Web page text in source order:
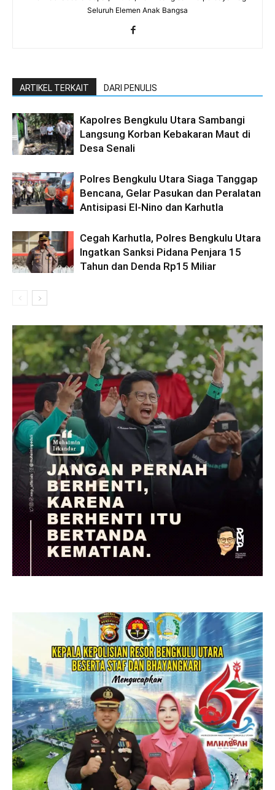
Seluruh Elemen Anak Bangsa
ARTIKEL TERKAIT DARI PENULIS
Kapolres Bengkulu Utara Sambangi
Langsung Korban Kebakaran Maut di
Desa Senali
Polres Bengkulu Utara Siaga Tanggap
Bencana, Gelar Pasukan dan Peralatan
Antisipasi El-Nino dan Karhutla
Cegah Karhutla, Polres Bengkulu Utara
Ingatkan Sanksi Pidana Penjara 15
Tahun dan Denda Rp15 Miliar